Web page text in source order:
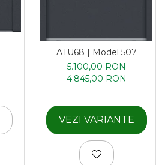
ATU68 | Model 507
5.100,00 RON
4.845,00 RON
VEZI VARIANTE